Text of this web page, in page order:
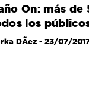
On: más
los
DÃ­ez - 23/07/